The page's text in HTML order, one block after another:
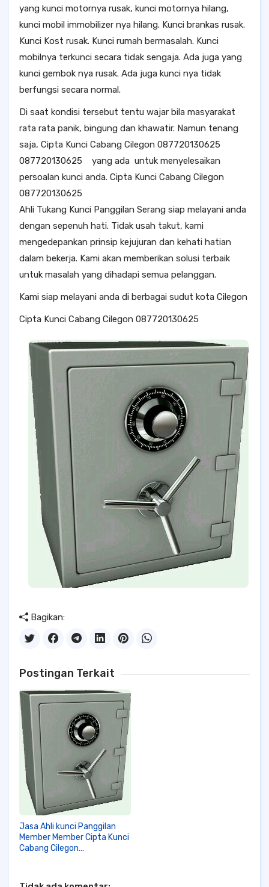
yang kunci motornya rusak, kunci motornya hilang,
kunci mobil immobilizer nya hilang. Kunci brankas rusak.
Kunci Kost rusak. Kunci rumah bermasalah. Kunci
mobilnya terkunci secara tidak sengaja. Ada juga yang
kunci gembok nya rusak. Ada juga kunci nya tidak
berfungsi secara normal.
Di saat kondisi tersebut tentu wajar bila masyarakat
rata rata panik, bingung dan khawatir. Namun tenang
saja, Cipta Kunci Cabang Cilegon 087720130625
087720130625 yang ada untuk menyelesaikan
persoalan kunci anda. Cipta Kunci Cabang Cilegon
087720130625
Ahli Tukang Kunci Panggilan Serang siap melayani anda
dengan sepenuh hati. Tidak usah takut, kami
mengedepankan prinsip kejujuran dan kehati hatian
dalam bekerja. Kami akan memberikan solusi terbaik
untuk masalah yang dihadapi semua pelanggan.
Kami siap melayani anda di berbagai sudut kota Cilegon
Cipta Kunci Cabang Cilegon 087720130625
Bagikan:
Postingan Terkait
Jasa Ahli kunci Panggilan
Member Member Cipta Kunci
Cabang Cilegon